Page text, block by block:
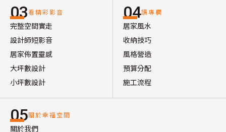
03看精彩影音
完整空間實走
設計師短影音
居家佈置靈感
大坪數設計
小坪數設計
04讀專欄
居家風水
收納技巧
風格營造
預算分配
施工流程
05關於幸福空間
關於我們